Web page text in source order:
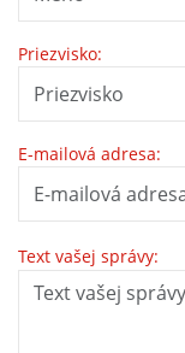
Priezvisko:
E-mailová adresa:
Text vašej správy: